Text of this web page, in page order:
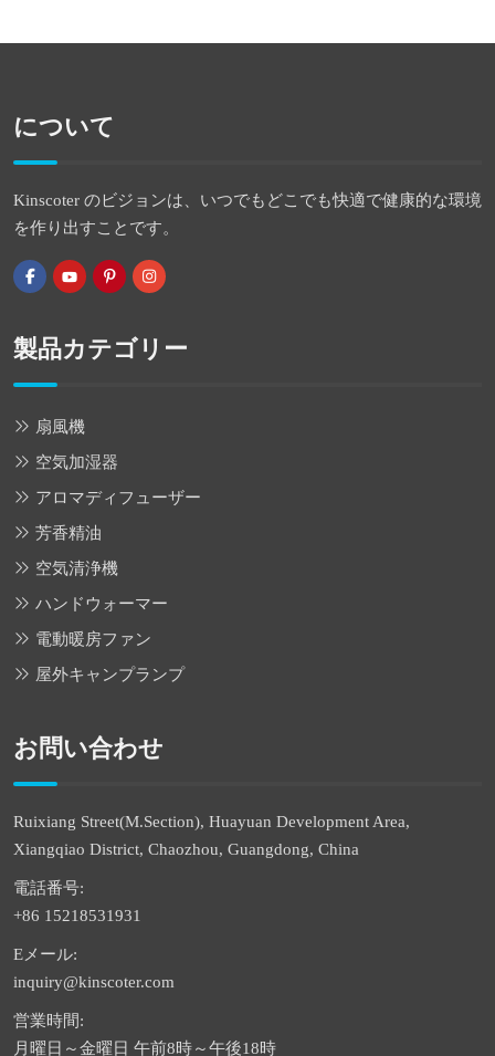
について
Kinscoter のビジョンは、いつでもどこでも快適で健康的な環境
を作り出すことです。
製品カテゴリー
扇風機
空気加湿器
アロマディフューザー
芳香精油
空気清浄機
ハンドウォーマー
電動暖房ファン
屋外キャンプランプ
お問い合わせ
Ruixiang Street(M.Section), Huayuan Development Area,
Xiangqiao District, Chaozhou, Guangdong, China
電話番号:
+86 15218531931
Eメール:
inquiry@kinscoter.com
営業時間:
月曜日～金曜日 午前8時～午後18時